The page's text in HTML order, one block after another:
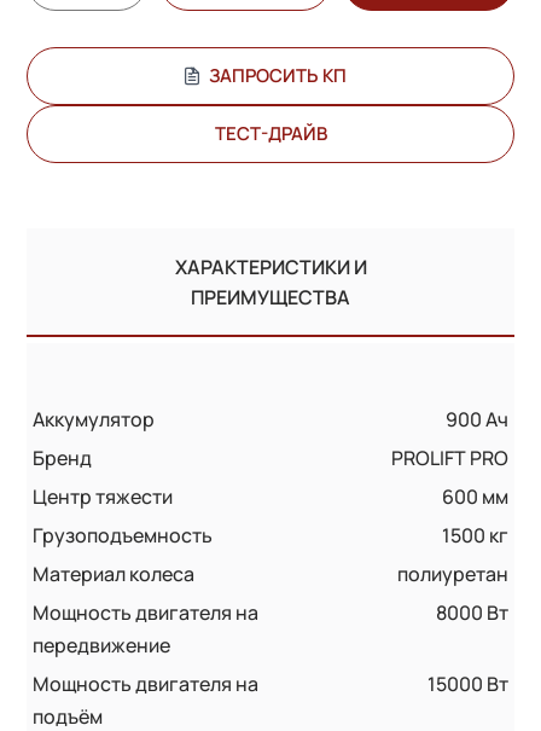
ЗАПРОСИТЬ КП
ТЕСТ-ДРАЙВ
ХАРАКТЕРИСТИКИ И
ПРЕИМУЩЕСТВА
Аккумулятор
900 Ач
Бренд
PROLIFT PRO
Центр тяжести
600 мм
Грузоподъемность
1500 кг
Материал колеса
полиуретан
Мощность двигателя на
передвижение
8000 Вт
Мощность двигателя на
подъём
15000 Вт